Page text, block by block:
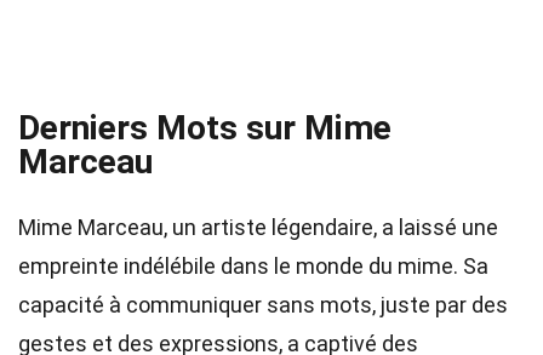
Derniers Mots sur Mime
Marceau
Mime Marceau, un artiste légendaire, a laissé une
empreinte indélébile dans le monde du mime. Sa
capacité à communiquer sans mots, juste par des
gestes et des expressions, a captivé des